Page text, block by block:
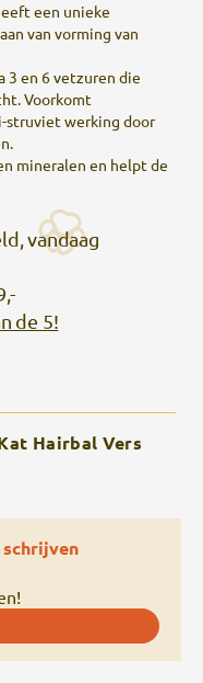
een unieke
van vorming van
3 en 6 vetzuren die
Voorkomt
struviet werking door
mineralen en helpt de
vandaag
de 5!
Hairbal Vers